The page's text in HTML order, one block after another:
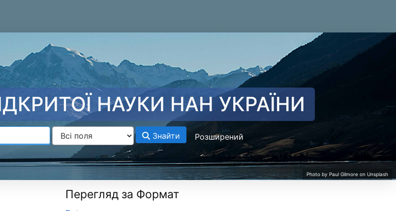
НАУКИ НАН УКРАЇНИ
Знайти Розширений
Перегляд за Формат